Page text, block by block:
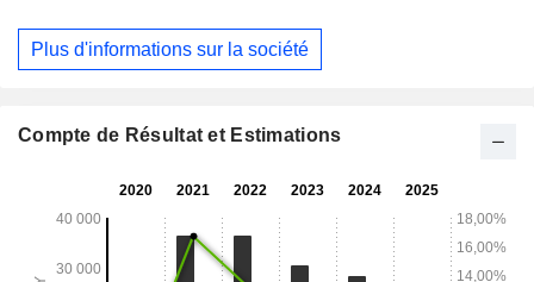
vêtements de la société comprennent ERDOS, BLUE
ERDOS, erdos KIDS et d’autres. La Société fabrique des
d’électrométallurgie, notamment du charbon propre, du
principalement ses activités sur les marchés nationaux et
Plus d'informations sur la société
Compte de Résultat et Estimations